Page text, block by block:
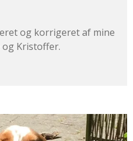
og korrigeret af mine
og Kristoffer.